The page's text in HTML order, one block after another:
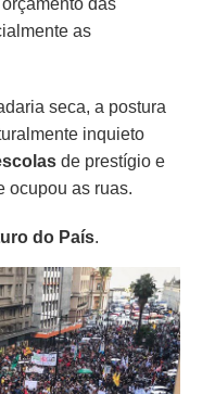
as
seca, a postura
inquieto
de prestígio e
ocupou as ruas.
do País.